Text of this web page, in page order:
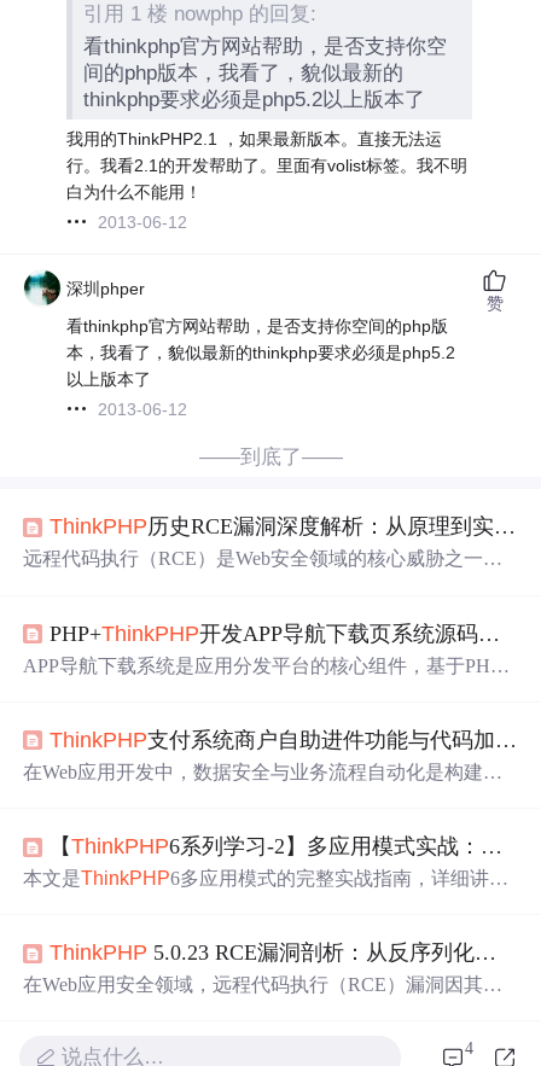
引用 1 楼 nowphp 的回复:
看thinkphp官方网站帮助，是否支持你空
间的php版本，我看了，貌似最新的
thinkphp要求必须是php5.2以上版本了
我用的ThinkPHP2.1 ，如果最新版本。直接无法运
行。我看2.1的开发帮助了。里面有volist标签。我不明
白为什么不能用！
2013-06-12
深圳phper
看thinkphp官方网站帮助，是否支持你空间的php版
本，我看了，貌似最新的thinkphp要求必须是php5.2
以上版本了
2013-06-12
赞
——到底了——
ThinkPHP历史RCE漏洞深度解析：从原理到实战防御
远程代码执行（RCE）是Web安全领域的核心威胁之一，
使得恶意数据被解析为可执行的指令。在PHP开发中，动
态语言特性与框架的便捷设计，如动态调用和反序列化机
用于框架安全审计、渗透测试和漏洞研究中。本文聚焦于
ThinkPHP框架，通过剖析其历史RCE案例，如CNVD-201
8-24942路由漏洞和反序列化利用链
PHP+ThinkPHP开发APP导航下载页系统源码解析
APP导航下载系统是应用分发平台的核心组件，基于PHP+
显著提升APP分类管理、下载统计和SEO优化的效率。技
术架构上利用ThinkPHP6的ORM特性简化数据库操作，配
快速搭建、企业APP推广页面部署等，实测30分钟即可完
成基础功能 上线。系统特别适合需要处理批量APP上架、
实时下载量监控的中小
ThinkPHP支付系统商户自助进件功能与代码加密实战
在Web应用开发中，数据安全与业务流程自动化是构建可
机密性与完整性。这对于提升系统抗攻击能力、保护商业
数据具有至关重要的技术价值，尤其在支付、电商等涉及
数据库设计及前后端交互的安全实践。针对广泛使用的
nkPHP3.2.3框架，文章提供了完整的控制器与模型代码实
现，并重点探讨了如何利用**ionCube*
【ThinkPHP6系列学习-2】多应用模式实战：从配置到部署的完整指南
本文是ThinkPHP6多应用模式的完整实战指南，详细讲解
括默认应用设置、域名绑定及伪静态规则，帮助开发者将
复杂的单应用系统清晰拆分为多个独立应用，提升项目可
ThinkPHP 5.0.23 RCE漏洞剖析：从反序列化到远程代码执行
在Web应用安全领域，远程代码执行（RCE）漏洞因其可
的反序列化。这类漏洞的技术价值在于揭示了框架核心逻
说点什么… 4